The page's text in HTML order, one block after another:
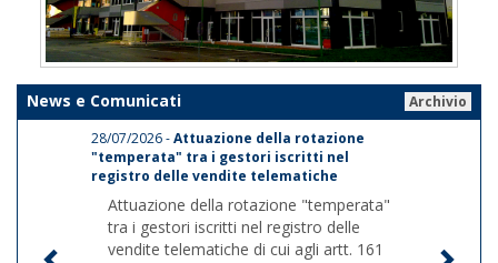
News e Comunicati
Archivio
28/07/2026 -Attuazione della rotazione
"temperata" tra i gestori iscritti nel
registro delle vendite telematiche
Attuazione della rotazione "temperata"
tra i gestori iscritti nel registro delle
vendite telematiche di cui agli artt. 161